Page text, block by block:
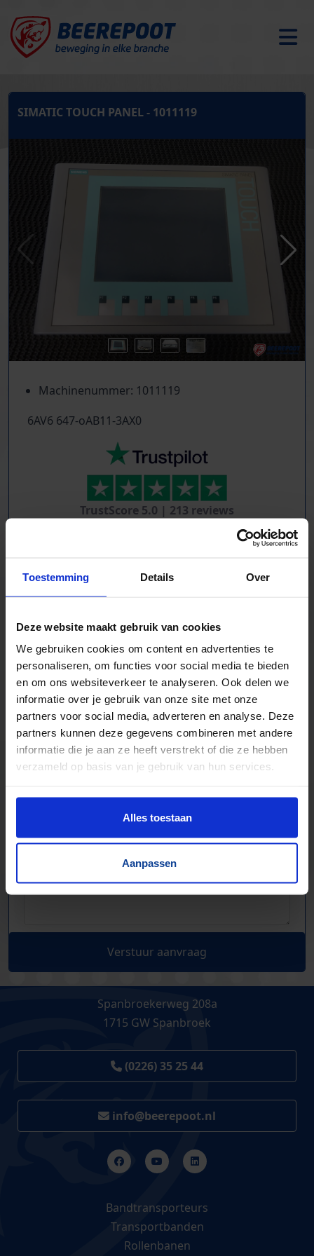
Toestemming Details Over
Deze website maakt gebruik van cookies
We gebruiken cookies om content en advertenties te
personaliseren, om functies voor social media te bieden
en om ons websiteverkeer te analyseren. Ook delen we
informatie over je gebruik van onze site met onze
partners voor social media, adverteren en analyse. Deze
partners kunnen deze gegevens combineren met andere
informatie die je aan ze heeft verstrekt of die ze hebben
verzameld op basis van je gebruik van hun services.
Alles toestaan
Aanpassen
SIMATIC TOUCH PANEL - 1011119
Machinenummer: 1011119
6AV6 647-oAB11-3AX0
TrustScore 5.0 | 213 reviews
Tientallen dozensluitmachines beschikbaar
Compressoren, schroeftransporteurs, trappen
Trilgoten en zeven
Elektronische componenten
Verstuur aanvraag
Spanbroekerweg 208a
1715 GW Spanbroek
(0226) 35 25 44
info@beerepoot.nl
Bandtransporteurs
Transportbanden
Rollenbanen